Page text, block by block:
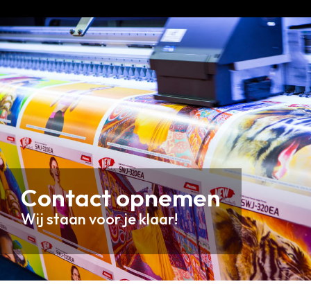
Contact opnemen
Wij staan voor je klaar!